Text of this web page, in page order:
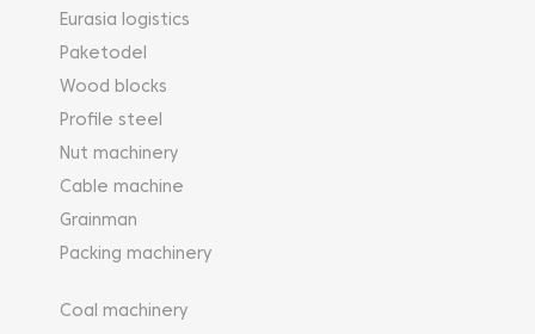
Eurasia logistics
Paketodel
Wood blocks
Profile steel
Nut machinery
Cable machine
Grainman
Packing machinery
Coal machinery